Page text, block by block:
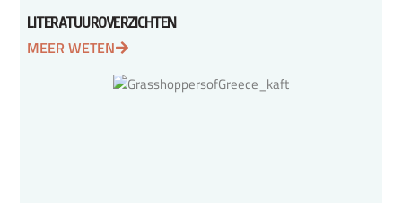
LITERATUUROVERZICHTEN
MEER WETEN